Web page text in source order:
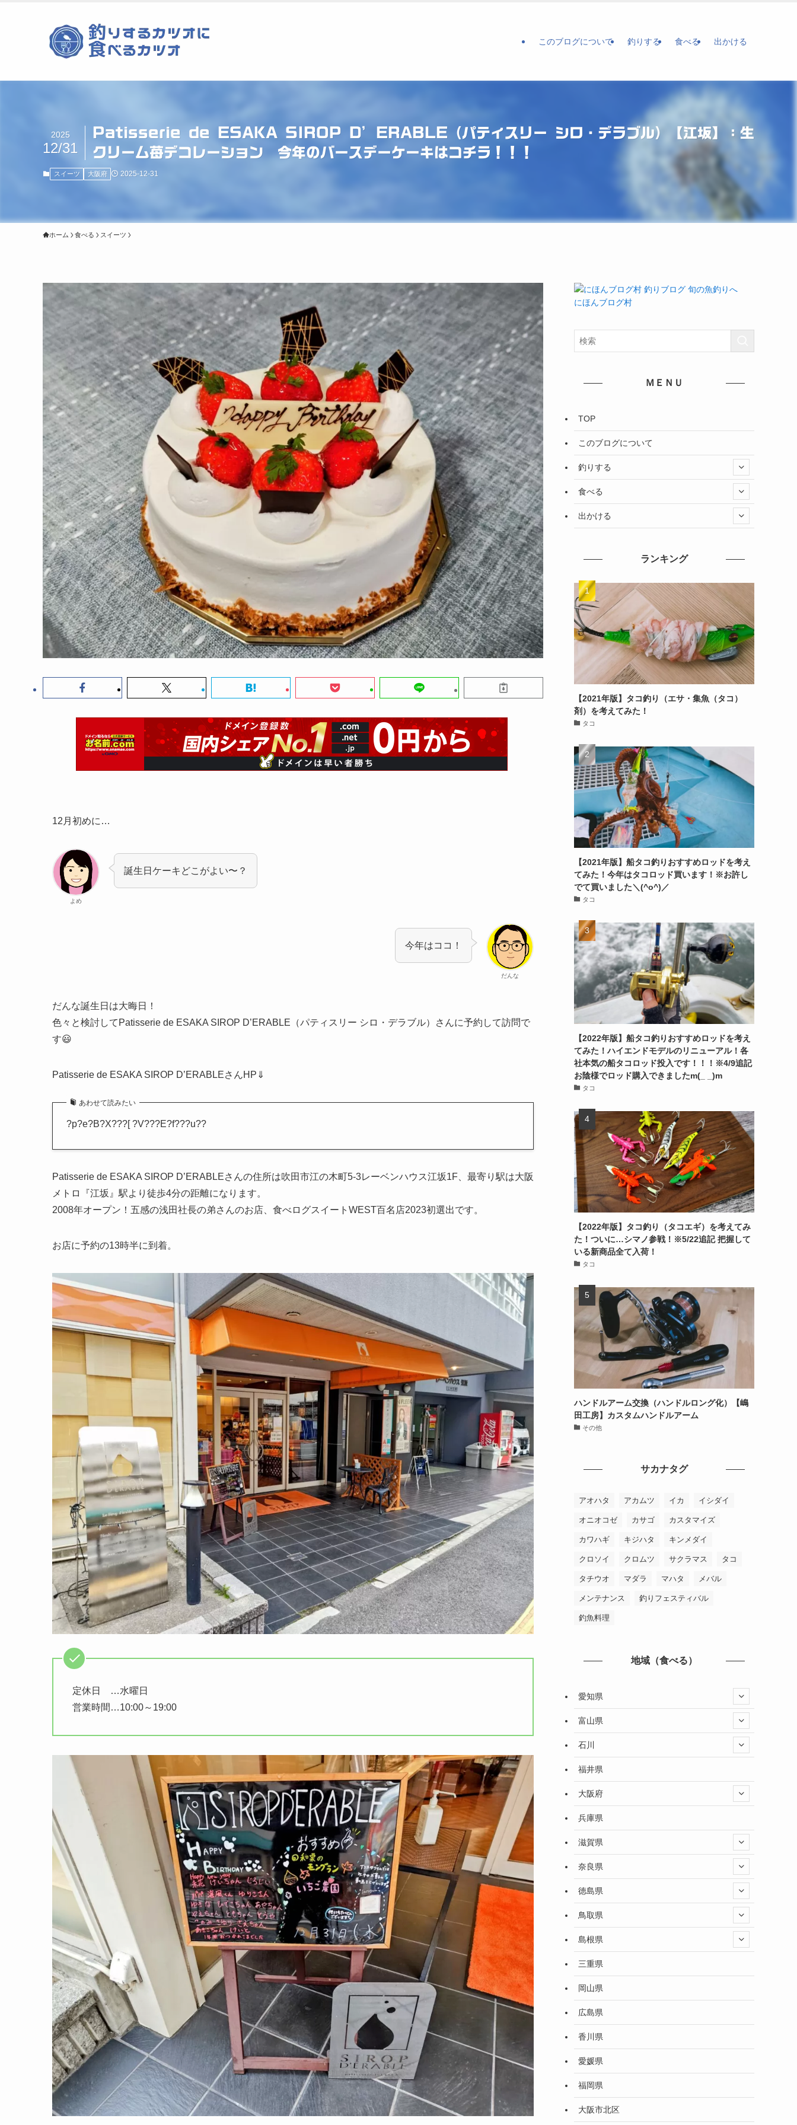
このブログについて 釣りする 食べる 出かける
Patisserie de ESAKA SIROP D’ERABLE（パティスリー シロ・デラブル）【江坂】：生
クリーム苺デコレーション 今年のバースデーケーキはコチラ！！！
2025
12/31
スイーツ 大阪府 2025-12-31
ホーム 食べる スイーツ
12月初めに…
よめ
誕生日ケーキどこがよい〜？
だんな
今年はココ！
だんな誕生日は大晦日！
色々と検討してPatisserie de ESAKA SIROP D’ERABLE（パティスリー シロ・デラブル）さんに予約して訪問で
す😃
Patisserie de ESAKA SIROP D’ERABLEさんHP⇓
あわせて読みたい
?p?e?B?X???[ ?V???E?f???u??
Patisserie de ESAKA SIROP D’ERABLEさんの住所は吹田市江の木町5-3レーベンハウス江坂1F、最寄り駅は大阪
メトロ『江坂』駅より徒歩4分の距離になります。
2008年オープン！五感の浅田社長の弟さんのお店、食べログスイートWEST百名店2023初選出です。
お店に予約の13時半に到着。
定休日 …水曜日
営業時間…10:00～19:00
にほんブログ村
ＭＥＮＵ
TOP
このブログについて
釣りする
食べる
出かける
ランキング
【2021年版】タコ釣り（エサ・集魚（タコ）
剤）を考えてみた！
タコ
【2021年版】船タコ釣りおすすめロッドを考え
てみた！今年はタコロッド買います！※お許し
でて買いました＼(^o^)／
タコ
【2022年版】船タコ釣りおすすめロッドを考え
てみた！ハイエンドモデルのリニューアル！各
社本気の船タコロッド投入です！！！※4/9追記
お陰様でロッド購入できましたm(_ _)m
タコ
【2022年版】タコ釣り（タコエギ）を考えてみ
た！ついに…シマノ参戦！※5/22追記 把握して
いる新商品全て入荷！
タコ
ハンドルアーム交換（ハンドルロング化）【嶋
田工房】カスタムハンドルアーム
その他
サカナタグ
アオハタ アカムツ イカ イシダイ
オニオコゼ カサゴ カスタマイズ
カワハギ キジハタ キンメダイ
クロソイ クロムツ サクラマス タコ
タチウオ マダラ マハタ メバル
メンテナンス 釣りフェスティバル
釣魚料理
地域（食べる）
愛知県
富山県
石川
福井県
大阪府
兵庫県
滋賀県
奈良県
徳島県
鳥取県
島根県
三重県
岡山県
広島県
香川県
愛媛県
福岡県
大阪市北区